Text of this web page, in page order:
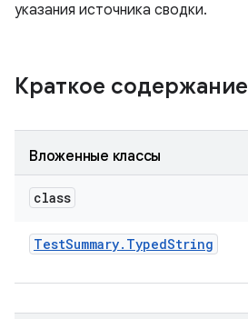
указания источника сводки.
Краткое содержание
Вложенные классы
class
TestSummary. TypedString